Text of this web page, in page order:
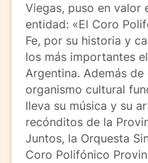
Viegas, puso en valor
entidad: «El Coro
Fe, por su historia y
los más importantes
Argentina. Además
organismo cultural
lleva su música y su
recónditos de la
Juntos, la Orquesta
Coro Polifónico